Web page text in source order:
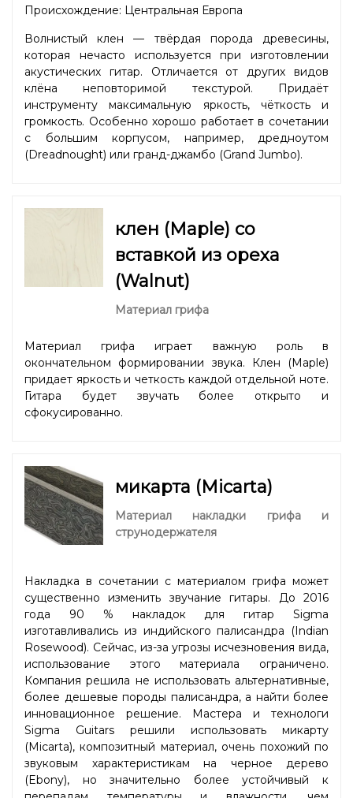
Происхождение: Центральная Европа
Волнистый клен — твёрдая порода древесины,
которая нечасто используется при изготовлении
акустических гитар. Отличается от других видов
клёна неповторимой текстурой. Придаёт
инструменту максимальную яркость, чёткость и
громкость. Особенно хорошо работает в сочетании
с большим корпусом, например, дредноутом
(Dreadnought) или гранд-джамбо (Grand Jumbo).
клен (Maple) со
вставкой из ореха
(Walnut)
Материал грифа
Материал грифа играет важную роль в
окончательном формировании звука. Клен (Maple)
придает яркость и четкость каждой отдельной ноте.
Гитара будет звучать более открыто и
сфокусированно.
микарта (Micarta)
Материал накладки грифа и
струнодержателя
Накладка в сочетании с материалом грифа может
существенно изменить звучание гитары. До 2016
года 90 % накладок для гитар Sigma
изготавливались из индийского палисандра (Indian
Rosewood). Сейчас, из-за угрозы исчезновения вида,
использование этого материала ограничено.
Компания решила не использовать альтернативные,
более дешевые породы палисандра, а найти более
инновационное решение. Мастера и технологи
Sigma Guitars решили использовать микарту
(Micarta), композитный материал, очень похожий по
звуковым характеристикам на черное дерево
(Ebony), но значительно более устойчивый к